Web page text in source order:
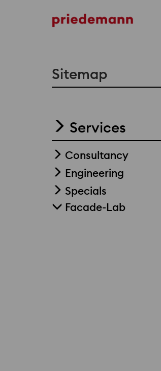
Sitemap
Services
Consultancy
Engineering
Specials
Facade-Lab